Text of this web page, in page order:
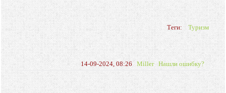
Теги: Туризм
14-09-2024, 08:26 Miller Нашли ошибку?